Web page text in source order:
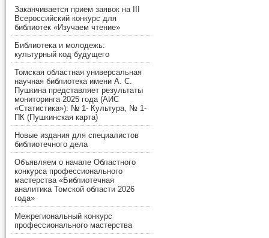
Заканчивается прием заявок на III
Всероссийский конкурс для
библиотек «Изучаем чтение»
Библиотека и молодежь:
культурный код будущего
Томская областная универсальная
научная библиотека имени А. С.
Пушкина представляет результаты
мониторинга 2025 года (АИС
«Статистика»): № 1- Культура, № 1-
ПК (Пушкинская карта)
Новые издания для специалистов
библиотечного дела
Объявляем о начале Областного
конкурса профессионального
мастерства «Библиотечная
аналитика Томской области 2026
года»
Межрегиональный конкурс
профессионального мастерства